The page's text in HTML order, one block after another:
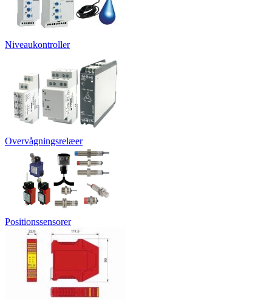
Niveaukontroller
Overvågningsrelæer
Positionssensorer